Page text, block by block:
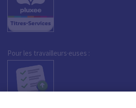
Pour les travailleurs·euses :